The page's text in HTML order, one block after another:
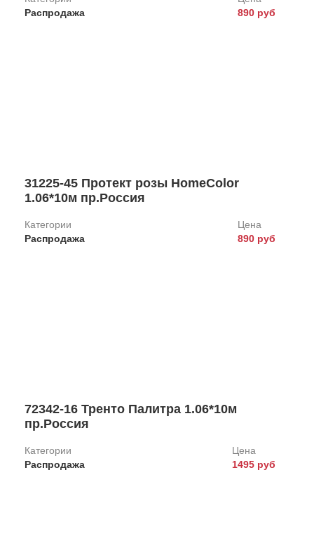
Распродажа
890 руб
31225-45 Протект розы HomeColor
1.06*10м пр.Россия
Категории
Распродажа
Цена
890 руб
72342-16 Тренто Палитра 1.06*10м
пр.Россия
Категории
Распродажа
Цена
1495 руб